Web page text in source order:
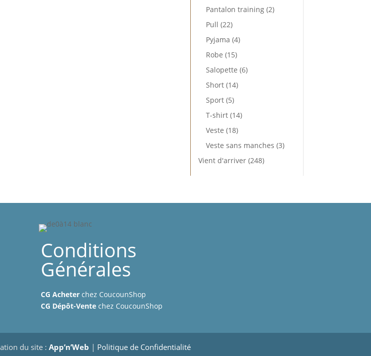
produits
Pantalon training 22
Pull 2222
produits
Pyjama 44
Robe 1515
produits
Salopette 66
Short 1414
Sport 55
produits
T-shirt 1414
Veste 1818
produits
Veste sans manches 33
Vient d'arriver 248248
Conditions
Générales
CG Acheter chez CoucounShop
CG Dépôt-Vente chez CoucounShop
du site : App’n’Web | Politique de Confidentialité